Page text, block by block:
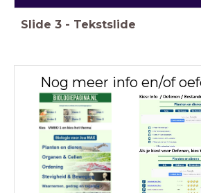
Slide 3 - Tekstslide
Nog meer info en/of